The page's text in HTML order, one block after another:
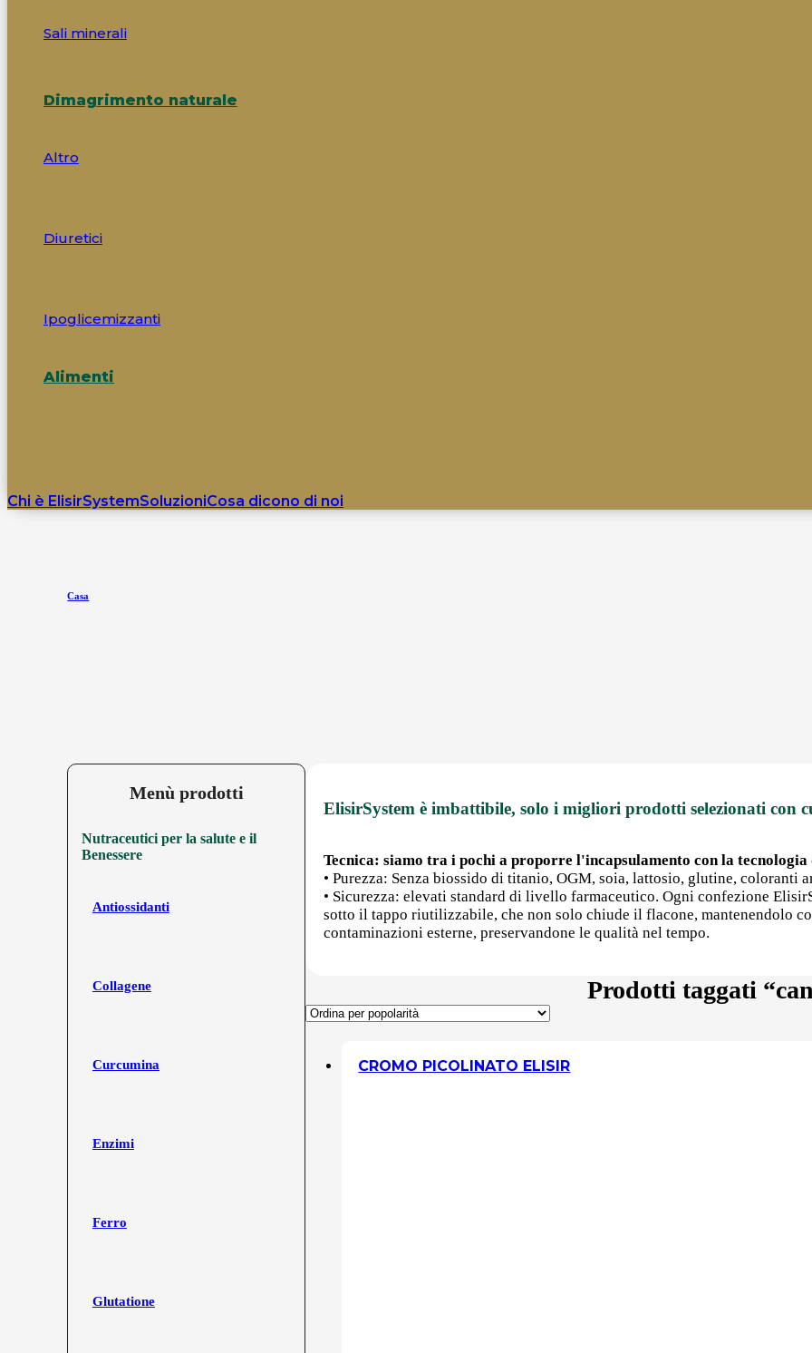
Sali minerali
Dimagrimento naturale
Altro
Diuretici
Ipoglicemizzanti
Alimenti
Chi è ElisirSystemSoluzioniCosa dicono di noi
Casa
Menù prodotti
Nutraceutici per la salute e il
Benessere
Antiossidanti
Collagene
Curcumina
Enzimi
Ferro
Glutatione
ElisirSystem è imbattibile, solo i migliori prodotti selezionati con
Tecnica: siamo tra i pochi a proporre l'incapsulamento con la
• Purezza: Senza biossido di titanio, OGM, soia, lattosio, glutine,
• Sicurezza: elevati standard di livello farmaceutico. Ogni confezione
sotto il tappo riutilizzabile, che non solo chiude il flacone, mantenendolo
contaminazioni esterne, preservandone le qualità nel tempo.
Prodotti taggati
CROMO PICOLINATO ELISIR